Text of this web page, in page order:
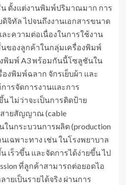
น ตั้งแต่งานพิมพ์ปริมาณมาก การ
จิทัล ไปจนถึงงานเอกสารขนาด
ความต่อเนื่องในการใช้งาน
ของลูกค้าในกลุ่มเครื่องพิมพ์
งพิมพ์ A3 พร้อมกันนี้โซลูชันใน
องพิมพ์ฉลาก จักรเย็บผ้า และ
ารจัดการงานและการ
น ไม่ว่าจะเป็นการติดป้าย
สายสัญญาณ (cable
ในกระบวนการผลิต (production
นเฉพาะทาง เช่น ในโรงพยาบาล
เร็วขึ้น และจัดการได้ง่ายขึ้น ไป
ที่ลูกค้าสามารถต่อยอดไอ
ยเป็นรายได้จริง ผ่านการ